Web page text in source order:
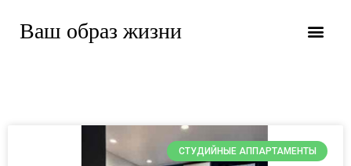
Ваш образ жизни
СТУДИЙНЫЕ АППАРТАМЕНТЫ